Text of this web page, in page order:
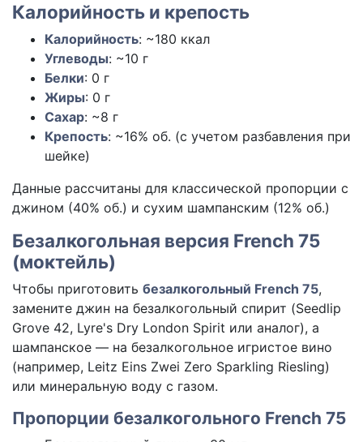
Калорийность и крепость
Калорийность: ~180 ккал
Углеводы: ~10 г
Белки: 0 г
Жиры: 0 г
Сахар: ~8 г
Крепость: ~16% об. (с учетом разбавления при
шейке)
Данные рассчитаны для классической пропорции с
джином (40% об.) и сухим шампанским (12% об.)
Безалкогольная версия French 75
(моктейль)
Чтобы приготовить безалкогольный French 75,
замените джин на безалкогольный спирит (Seedlip
Grove 42, Lyre's Dry London Spirit или аналог), а
шампанское — на безалкогольное игристое вино
(например, Leitz Eins Zwei Zero Sparkling Riesling)
или минеральную воду с газом.
Пропорции безалкогольного French 75